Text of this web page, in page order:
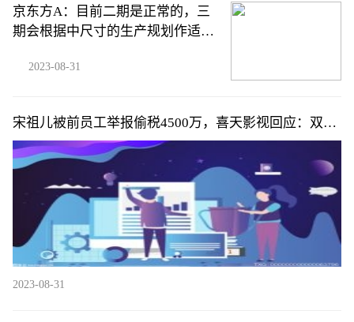
京东方A：目前二期是正常的，三
期会根据中尺寸的生产规划作适当
2023-08-31
宋祖儿被前员工举报偷税4500万，喜天影视回应：双方
合约结束，未参与
2023-08-31